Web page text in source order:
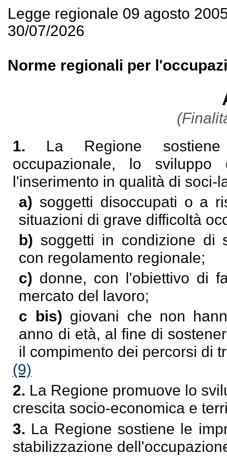
Legge regionale 09 agosto
30/07/2026
Norme regionali per
1. La Regione
occupazionale, lo
l'inserimento in qualità di soci-
a) soggetti disoccupati o a
situazioni di grave difficoltà
b) soggetti in condizione di
con regolamento regionale;
c) donne, con l'obiettivo di
mercato del lavoro;
c bis) giovani che non
anno di età, al fine di
il compimento dei percorsi di
(9)
2. La Regione promuove lo
crescita socio-economica e
3. La Regione sostiene le
stabilizzazione